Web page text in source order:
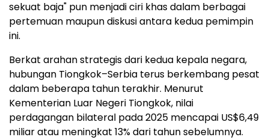
sekuat baja" pun menjadi ciri khas dalam berbagai
pertemuan maupun diskusi antara kedua pemimpin
ini.
Berkat arahan strategis dari kedua kepala negara,
hubungan Tiongkok–Serbia terus berkembang pesat
dalam beberapa tahun terakhir. Menurut
Kementerian Luar Negeri Tiongkok, nilai
perdagangan bilateral pada 2025 mencapai US$6,49
miliar atau meningkat 13% dari tahun sebelumnya.